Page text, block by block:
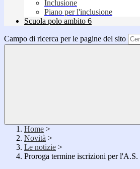
Inclusione
Piano per l'inclusione
Scuola polo ambito 6
Campo di ricerca per le pagine del sito
Home >
Novità >
Le notizie >
Proroga termine iscrizioni per l'A.S.